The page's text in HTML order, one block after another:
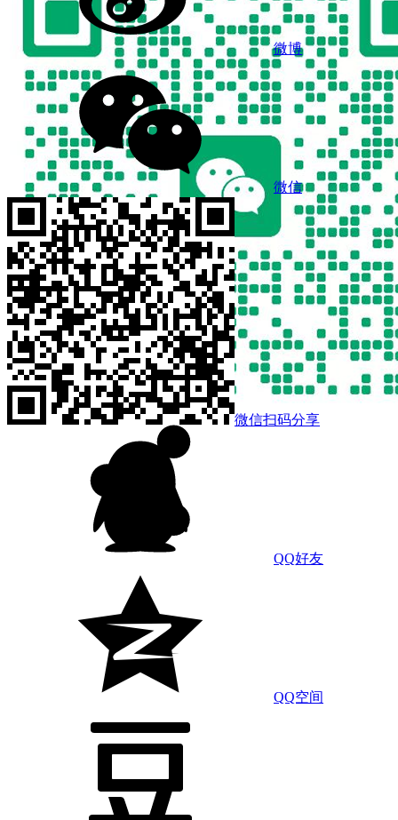
微博
微信
微信扫码分享
QQ好友
QQ空间